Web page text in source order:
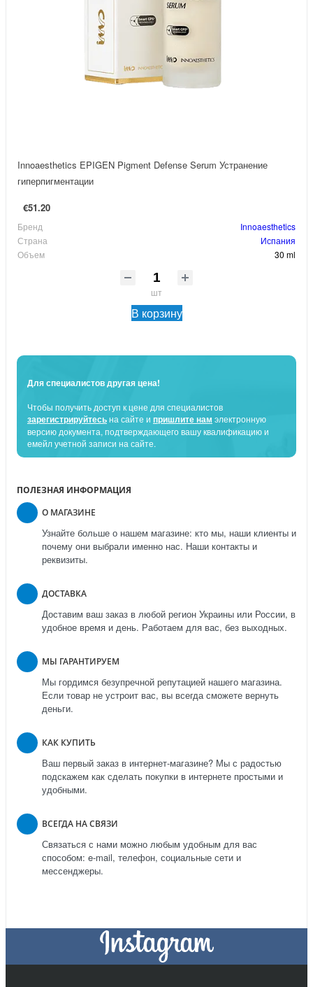
Innoaesthetics EPIGEN Pigment Defense Serum Устранение
гиперпигментации
€51.20
Бренд
Innoaesthetics
Страна
Испания
Объем
30 ml
шт
В корзину
Для специалистов другая цена!
Чтобы получить доступ к цене для специалистов
зарегистрируйтесьна сайте и пришлите нам электронную
версию документа, подтверждающего вашу квалификацию и
емейл учетной записи на сайте.
ПОЛЕЗНАЯ ИНФОРМАЦИЯ
О МАГАЗИНЕ
Узнайте больше о нашем магазине: кто мы, наши клиенты и
почему они выбрали именно нас. Наши контакты и
реквизиты.
ДОСТАВКА
Доставим ваш заказ в любой регион Украины или России, в
удобное время и день. Работаем для вас, без выходных.
МЫ ГАРАНТИРУЕМ
Мы гордимся безупречной репутацией нашего магазина.
Если товар не устроит вас, вы всегда сможете вернуть
деньги.
КАК КУПИТЬ
Ваш первый заказ в интернет-магазине? Мы с радостью
подскажем как сделать покупки в интернете простыми и
удобными.
ВСЕГДА НА СВЯЗИ
Связаться с нами можно любым удобным для вас
способом: e-mail, телефон, социальные сети и
мессенджеры.